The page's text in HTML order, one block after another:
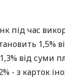
під час
1,5%
від суми
- з карток